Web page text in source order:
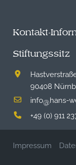
Kontakt-
Stiftungssitz
90408
info@hans-
+49 (0) 911
Impressum